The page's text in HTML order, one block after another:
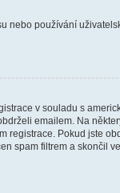
nebo používání
v souladu s
emailem. Na
registrace. Pokud jste
spam filtrem a skončil